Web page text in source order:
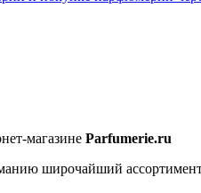
магазине Parfumerie.ru
широчайший